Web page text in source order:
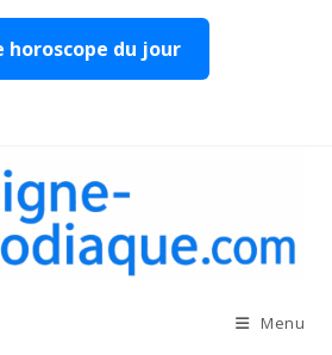
horoscope du jour
Menu